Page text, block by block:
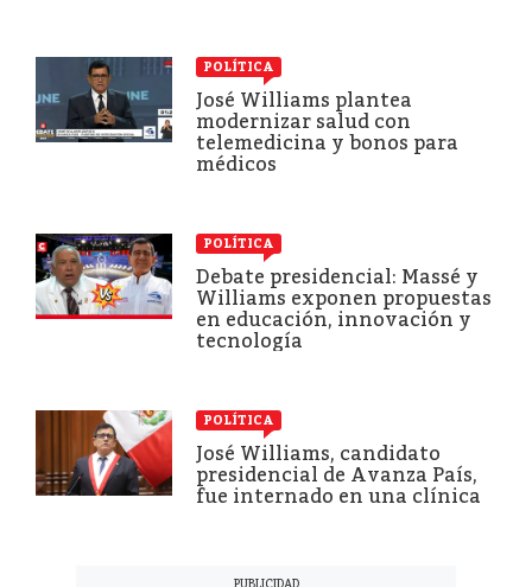
POLÍTICA
José Williams plantea
modernizar salud con
telemedicina y bonos para
médicos
POLÍTICA
Debate presidencial: Massé y
Williams exponen propuestas
en educación, innovación y
tecnología
POLÍTICA
José Williams, candidato
presidencial de Avanza País,
fue internado en una clínica